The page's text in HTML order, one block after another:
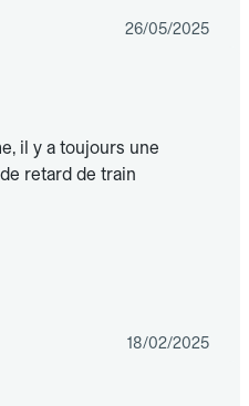
26/05/2025
il y a toujours une
retard de train
18/02/2025